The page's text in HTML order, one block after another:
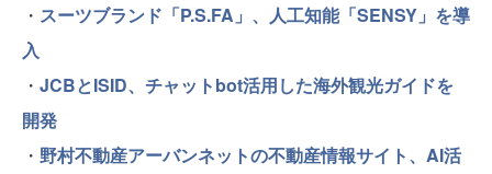
・ スーツブランド「P.S.FA」、人工知能「SENSY」を導
入
・ JCBとISID、チャットbot活用した海外観光ガイドを
開発
・ 野村不動産アーバンネットの不動産情報サイト、AI活